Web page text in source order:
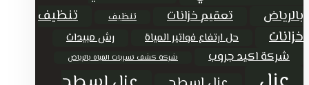
بالرياض
تعقيم خزانات تنظيف
تنظيف
خزانات
حل ارتفاع فواتير المياة رش مبيدات
شركة اكيد جروب شركة كشف تسربات المياه بالرياض